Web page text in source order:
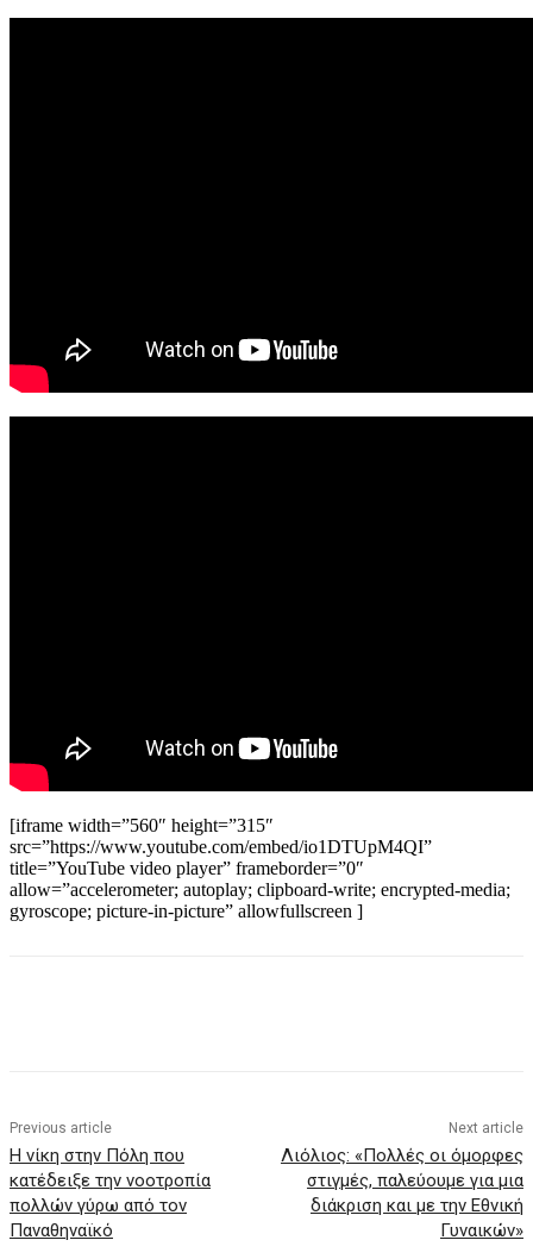
[iframe width=”560″ height=”315″
src=”https://www.youtube.com/embed/io1DTUpM4QI”
title=”YouTube video player” frameborder=”0″
allow=”accelerometer; autoplay; clipboard-write; encrypted-media;
gyroscope; picture-in-picture” allowfullscreen ]
Previous article
Η νίκη στην Πόλη που
κατέδειξε την νοοτροπία
πολλών γύρω από τον
Παναθηναϊκό
Next article
Λιόλιος: «Πολλές οι όμορφες
στιγμές, παλεύουμε για μια
διάκριση και με την Εθνική
Γυναικών»